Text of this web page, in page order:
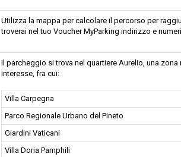
Utilizza la mappa per calcolare il percorso per
troverai nel tuo Voucher MyParking indirizzo e
Il parcheggio si trova nel quartiere Aurelio, una
interesse, fra cui:
Villa Carpegna
Parco Regionale Urbano del Pineto
Giardini Vaticani
Villa Doria Pamphili